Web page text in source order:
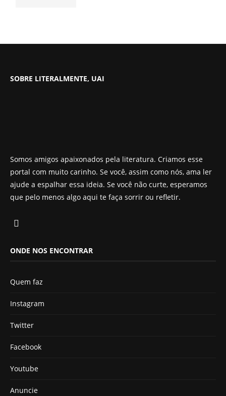
SOBRE LITERALMENTE, UAI
Somos amigos apaixonados pela literatura. Criamos esse
portal com muito carinho. Se você, assim como nós, ama ler
ajude a espalhar essa ideia. Se você não curte, esperamos
que pelo menos algo aqui te faça sorrir ou refletir.
ONDE NOS ENCONTRAR
Quem faz
Instagram
Twitter
Facebook
Youtube
Anuncie